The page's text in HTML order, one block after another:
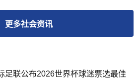
更多社会资讯
足联公布2026世界杯球迷票选最佳